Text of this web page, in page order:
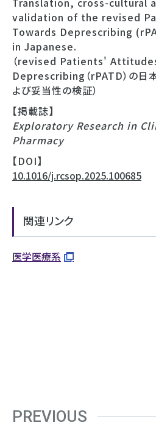
validation of the revised
Towards Deprescribing
in Japanese.
（revised Patients'
Deprescribing（rPATD）の日
よび妥当性の検証）
【掲載誌】
Exploratory Research in
Pharmacy
【DOI】
10.1016/j.rcsop.2025.100685
関連リンク
医学医療系
PREVIOUS